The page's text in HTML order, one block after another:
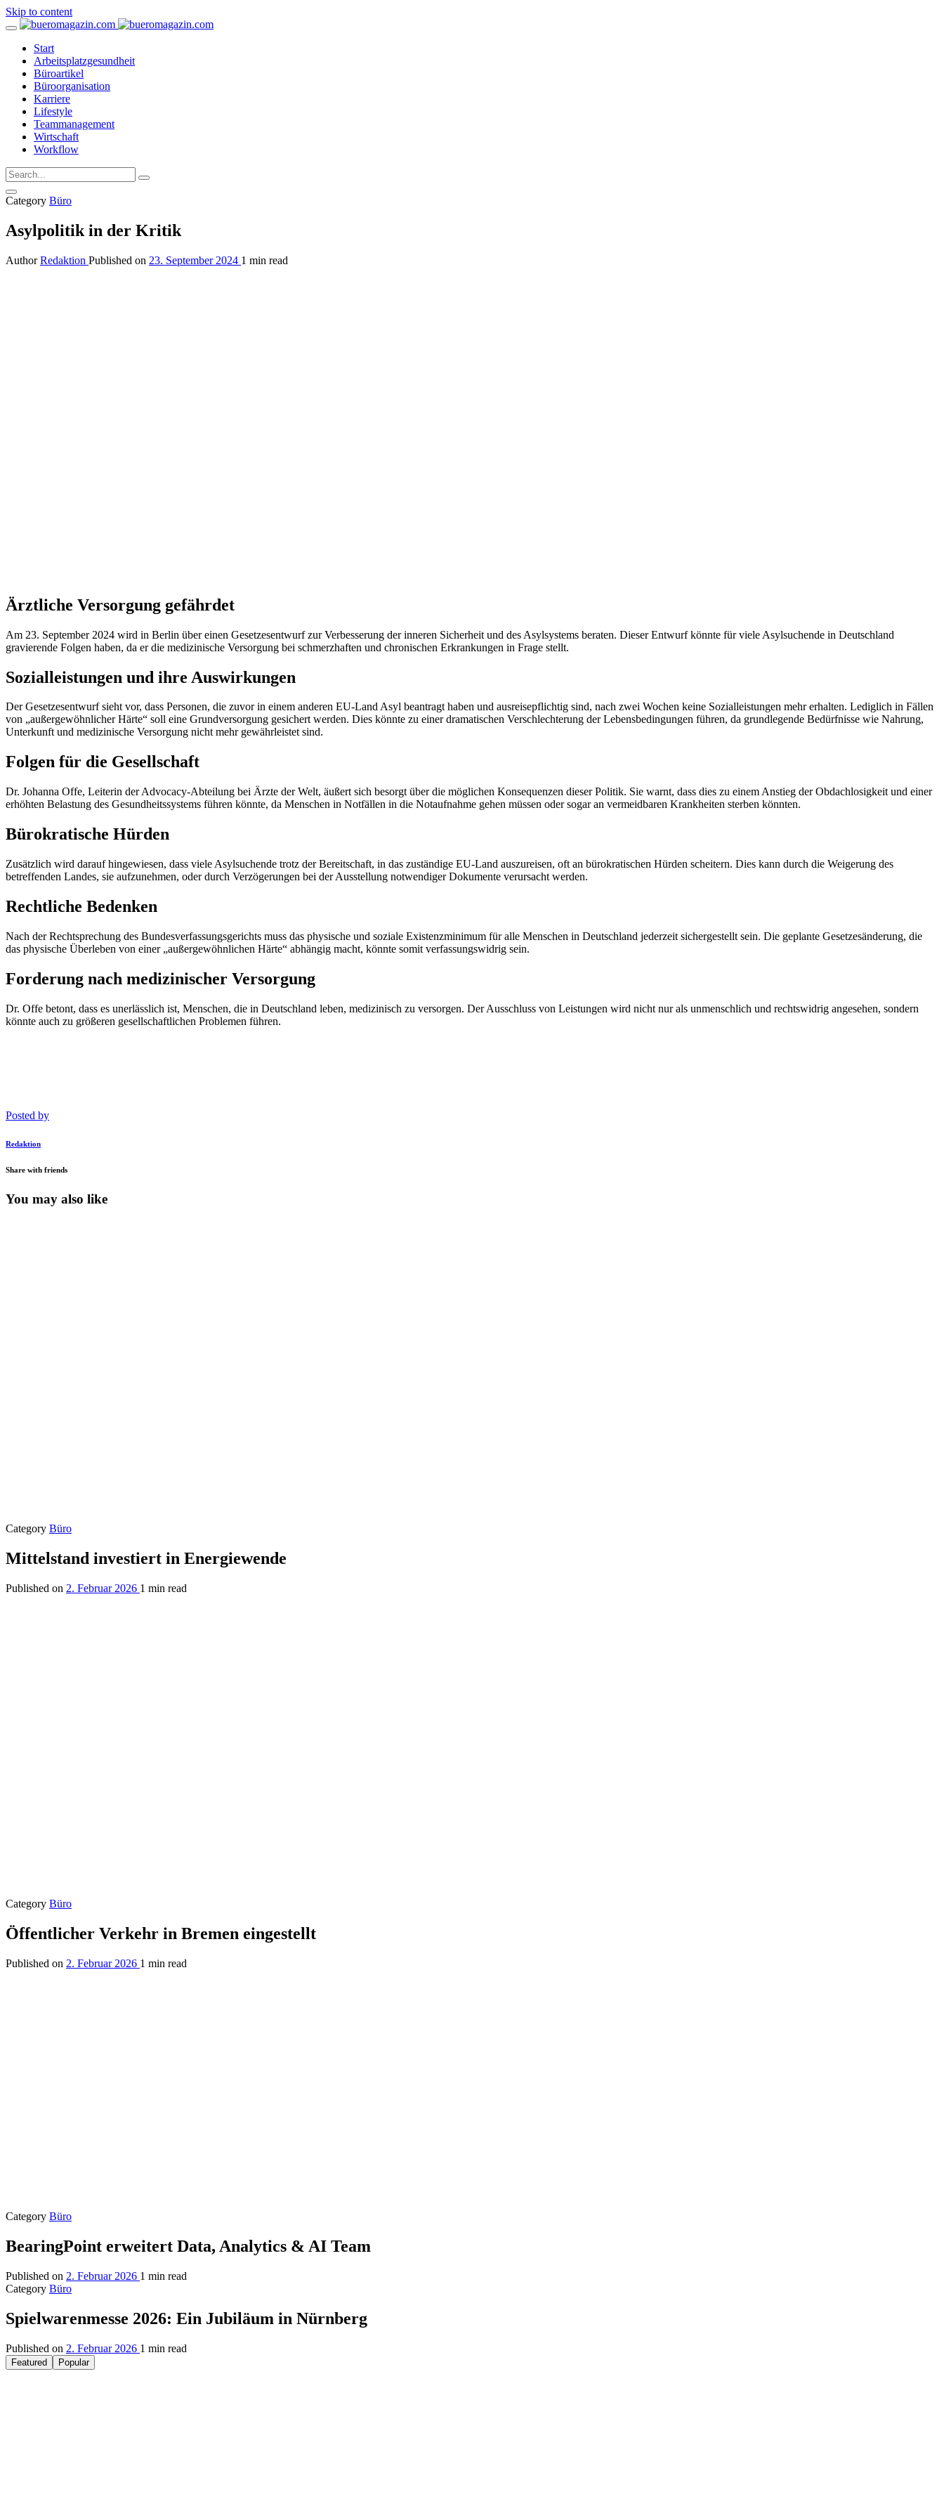
Skip to content
Start
Arbeitsplatzgesundheit
Büroartikel
Büroorganisation
Karriere
Lifestyle
Teammanagement
Wirtschaft
Workflow
Category Büro
Asylpolitik in der Kritik
Author Redaktion Published on 23. September 2024 1 min read
Ärztliche Versorgung gefährdet
Am 23. September 2024 wird in Berlin über einen Gesetzesentwurf zur Verbesserung der inneren Sicherheit und des Asylsystems beraten. Dieser Entwurf könnte für viele Asylsuchende in Deutschland
gravierende Folgen haben, da er die medizinische Versorgung bei schmerzhaften und chronischen Erkrankungen in Frage stellt.
Sozialleistungen und ihre Auswirkungen
Der Gesetzesentwurf sieht vor, dass Personen, die zuvor in einem anderen EU-Land Asyl beantragt haben und ausreisepflichtig sind, nach zwei Wochen keine Sozialleistungen mehr erhalten. Lediglich in Fällen
von „außergewöhnlicher Härte“ soll eine Grundversorgung gesichert werden. Dies könnte zu einer dramatischen Verschlechterung der Lebensbedingungen führen, da grundlegende Bedürfnisse wie Nahrung,
Unterkunft und medizinische Versorgung nicht mehr gewährleistet sind.
Folgen für die Gesellschaft
Dr. Johanna Offe, Leiterin der Advocacy-Abteilung bei Ärzte der Welt, äußert sich besorgt über die möglichen Konsequenzen dieser Politik. Sie warnt, dass dies zu einem Anstieg der Obdachlosigkeit und einer
erhöhten Belastung des Gesundheitssystems führen könnte, da Menschen in Notfällen in die Notaufnahme gehen müssen oder sogar an vermeidbaren Krankheiten sterben könnten.
Bürokratische Hürden
Zusätzlich wird darauf hingewiesen, dass viele Asylsuchende trotz der Bereitschaft, in das zuständige EU-Land auszureisen, oft an bürokratischen Hürden scheitern. Dies kann durch die Weigerung des
betreffenden Landes, sie aufzunehmen, oder durch Verzögerungen bei der Ausstellung notwendiger Dokumente verursacht werden.
Rechtliche Bedenken
Nach der Rechtsprechung des Bundesverfassungsgerichts muss das physische und soziale Existenzminimum für alle Menschen in Deutschland jederzeit sichergestellt sein. Die geplante Gesetzesänderung, die
das physische Überleben von einer „außergewöhnlichen Härte“ abhängig macht, könnte somit verfassungswidrig sein.
Forderung nach medizinischer Versorgung
Dr. Offe betont, dass es unerlässlich ist, Menschen, die in Deutschland leben, medizinisch zu versorgen. Der Ausschluss von Leistungen wird nicht nur als unmenschlich und rechtswidrig angesehen, sondern
könnte auch zu größeren gesellschaftlichen Problemen führen.
Posted by
Redaktion
Share with friends
You may also like
Category Büro
Mittelstand investiert in Energiewende
Published on 2. Februar 2026 1 min read
Category Büro
Öffentlicher Verkehr in Bremen eingestellt
Published on 2. Februar 2026 1 min read
Category Büro
BearingPoint erweitert Data, Analytics & AI Team
Published on 2. Februar 2026 1 min read
Category Büro
Spielwarenmesse 2026: Ein Jubiläum in Nürnberg
Published on 2. Februar 2026 1 min read
Featured Popular